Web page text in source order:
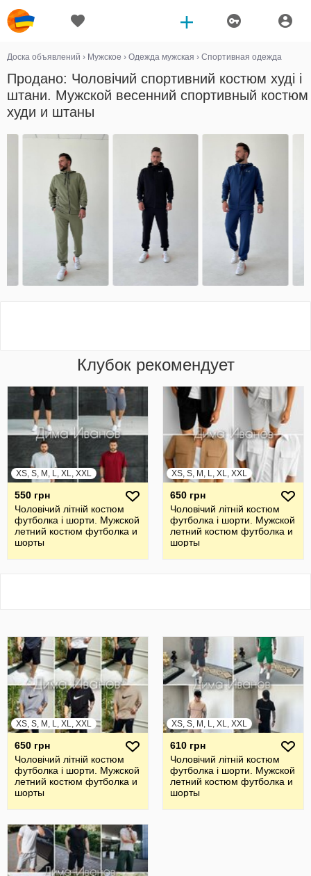
Доска объявлений › Мужское › Одежда мужская › Спортивная одежда
Продано: Чоловічий спортивний костюм худі і
штани. Мужской весенний спортивный костюм
худи и штаны
Клубок рекомендует
XS, S, M, L, XL, XXL
550 грн
Чоловічий літній костюм
футболка і шорти. Мужской
летний костюм футболка и
шорты
XS, S, M, L, XL, XXL
650 грн
Чоловічий літній костюм
футболка і шорти. Мужской
летний костюм футболка и
шорты
XS, S, M, L, XL, XXL
650 грн
Чоловічий літній костюм
футболка і шорти. Мужской
летний костюм футболка и
шорты
XS, S, M, L, XL, XXL
610 грн
Чоловічий літній костюм
футболка і шорти. Мужской
летний костюм футболка и
шорты